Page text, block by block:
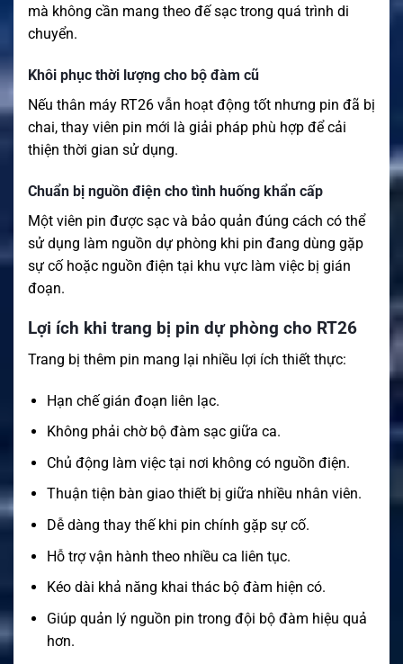
mà không cần mang theo đế sạc trong quá trình di
chuyển.
Khôi phục thời lượng cho bộ đàm cũ
Nếu thân máy RT26 vẫn hoạt động tốt nhưng pin đã bị
chai, thay viên pin mới là giải pháp phù hợp để cải
thiện thời gian sử dụng.
Chuẩn bị nguồn điện cho tình huống khẩn cấp
Một viên pin được sạc và bảo quản đúng cách có thể
sử dụng làm nguồn dự phòng khi pin đang dùng gặp
sự cố hoặc nguồn điện tại khu vực làm việc bị gián
đoạn.
Lợi ích khi trang bị pin dự phòng cho RT26
Trang bị thêm pin mang lại nhiều lợi ích thiết thực:
Hạn chế gián đoạn liên lạc.
Không phải chờ bộ đàm sạc giữa ca.
Chủ động làm việc tại nơi không có nguồn điện.
Thuận tiện bàn giao thiết bị giữa nhiều nhân viên.
Dễ dàng thay thế khi pin chính gặp sự cố.
Hỗ trợ vận hành theo nhiều ca liên tục.
Kéo dài khả năng khai thác bộ đàm hiện có.
Giúp quản lý nguồn pin trong đội bộ đàm hiệu quả
hơn.